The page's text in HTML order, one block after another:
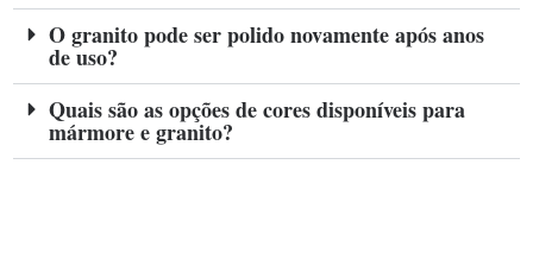
O granito pode ser polido novamente após anos
de uso?
Quais são as opções de cores disponíveis para
mármore e granito?